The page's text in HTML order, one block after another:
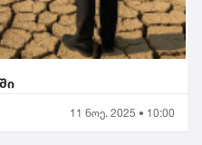
11 ნოე. 2025 • 10:00